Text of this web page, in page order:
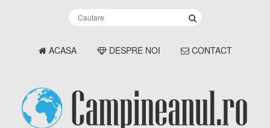
ACASA DESPRE NOI CONTACT